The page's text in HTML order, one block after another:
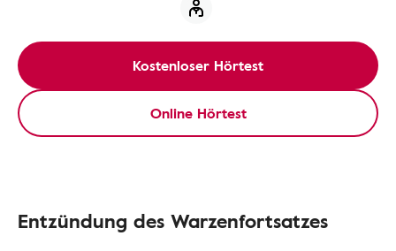
Kostenloser Hörtest
Online Hörtest
Entzündung des Warzenfortsatzes